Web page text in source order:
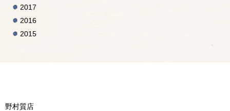
2017
2016
2015
野村質店